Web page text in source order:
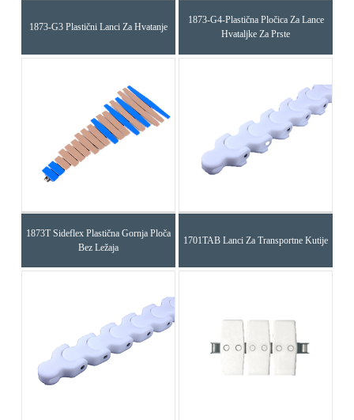
1873-G3 Plastični Lanci Za Hvatanje
1873-G4-Plastična Pločica Za Lance
Hvataljke Za Prste
1873T Sideflex Plastična Gornja Ploča
Bez Ležaja
1701TAB Lanci Za Transportne Kutije